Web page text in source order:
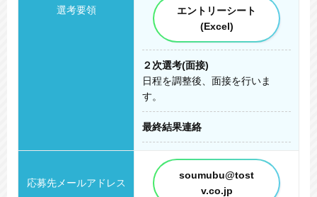
選考要領
エントリーシート
(Excel)
２次選考(面接)
日程を調整後、面接を行いま
す。
最終結果連絡
応募先メールアドレス
soumubu@tost
v.co.jp